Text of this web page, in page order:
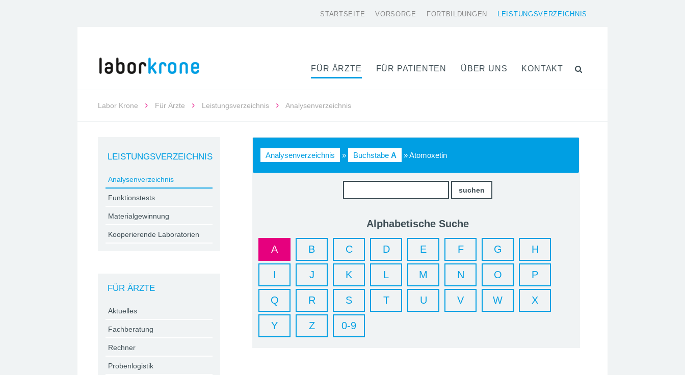
STARTSEITE VORSORGE FORTBILDUNGEN LEISTUNGSVERZEICHNIS
FÜR ÄRZTE FÜR PATIENTEN ÜBER UNS KONTAKT
Labor Krone Für Ärzte Leistungsverzeichnis Analysenverzeichnis
Analysenverzeichnis » Buchstabe A » Atomoxetin
Alphabetische Suche
A B C D E F G H
I J K L M N O P
Q R S T U V W X
Y Z 0-9
LEISTUNGSVERZEICHNIS
Analysenverzeichnis
Funktionstests
Materialgewinnung
Kooperierende Laboratorien
FÜR ÄRZTE
Aktuelles
Fachberatung
Rechner
Probenlogistik